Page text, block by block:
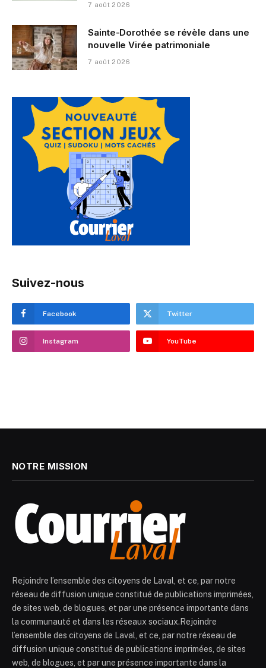
7 août 2026
Sainte-Dorothée se révèle dans une
nouvelle Virée patrimoniale
7 août 2026
Suivez-nous
Facebook Twitter
Instagram YouTube
NOTRE MISSION
Rejoindre l’ensemble des citoyens de Laval, et ce, par notre
réseau de diffusion unique constitué de publications imprimées,
de sites web, de blogues, et par une présence importante dans
la communauté et dans les réseaux sociaux.Rejoindre
l’ensemble des citoyens de Laval, et ce, par notre réseau de
diffusion unique constitué de publications imprimées, de sites
web, de blogues, et par une présence importante dans la